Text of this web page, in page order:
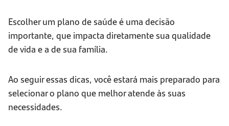
Escolher um plano de saúde é uma decisão
importante, que impacta diretamente sua qualidade
de vida e a de sua família.
Ao seguir essas dicas, você estará mais preparado para
selecionar o plano que melhor atende às suas
necessidades.